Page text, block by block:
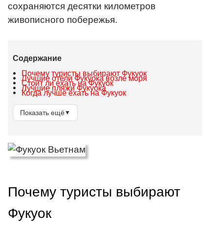
сохраняются десятки километров
живописного побережья.
Содержание
Почему туристы выбирают Фукуок
Лучшие отели Фукуока возле моря
Стоит ли ехать на Фукуок
Лучшие пляжи Фукуока
Когда лучше ехать на Фукуок
Показать ещё▼
Почему туристы выбирают
Фукуок